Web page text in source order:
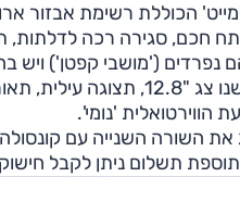
חכם, סגירה רכה
('מושבי קפטן') ויש
בקרת האקלים חמישה-
את השורה השנייה עם
חישוקי 22" ולהתקין וו גרירה נשלף